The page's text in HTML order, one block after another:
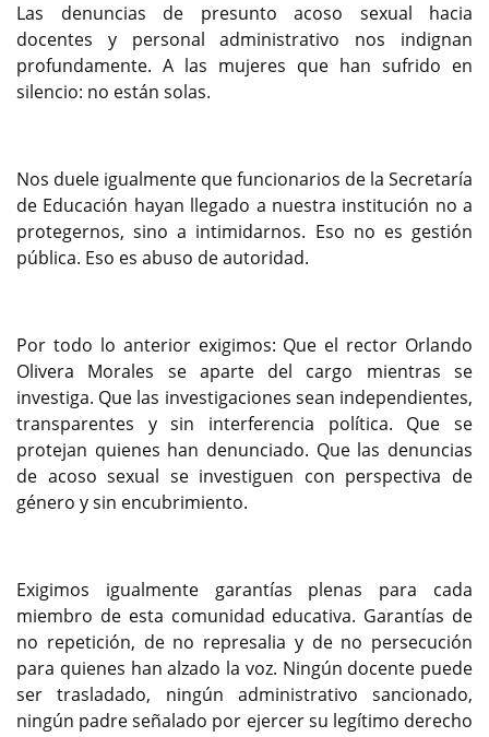
Las denuncias de presunto acoso sexual hacia
docentes y personal administrativo nos indignan
profundamente. A las mujeres que han sufrido en
silencio: no están solas.
Nos duele igualmente que funcionarios de la Secretaría
de Educación hayan llegado a nuestra institución no a
protegernos, sino a intimidarnos. Eso no es gestión
pública. Eso es abuso de autoridad.
Por todo lo anterior exigimos: Que el rector Orlando
Olivera Morales se aparte del cargo mientras se
investiga. Que las investigaciones sean independientes,
transparentes y sin interferencia política. Que se
protejan quienes han denunciado. Que las denuncias
de acoso sexual se investiguen con perspectiva de
género y sin encubrimiento.
Exigimos igualmente garantías plenas para cada
miembro de esta comunidad educativa. Garantías de
no repetición, de no represalia y de no persecución
para quienes han alzado la voz. Ningún docente puede
ser trasladado, ningún administrativo sancionado,
ningún padre señalado por ejercer su legítimo derecho